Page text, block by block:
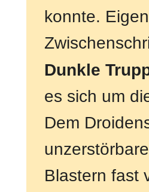
konnte.
Dunkle
es sich um
Dem
Blastern fast